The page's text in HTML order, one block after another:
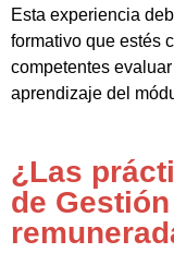
Esta experiencia
formativo que estés
competentes
aprendizaje del
¿Las
de